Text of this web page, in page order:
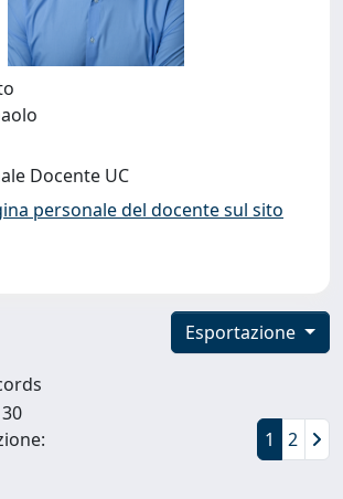
Docente UC
personale del docente sul sito
Esportazione
1 2